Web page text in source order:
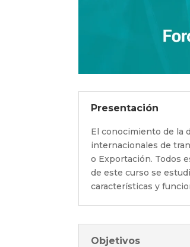
Presentación
El conocimiento de la
internacionales de
o Exportación. Todos
de este curso se
características y
Objetivos